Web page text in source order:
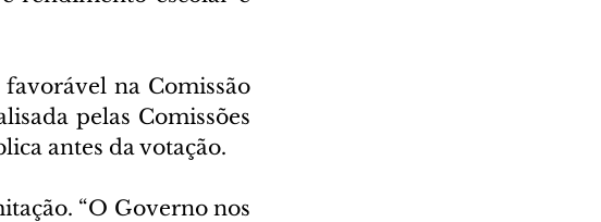
na Comissão
pelas Comissões
antes da votação.
“O Governo nos